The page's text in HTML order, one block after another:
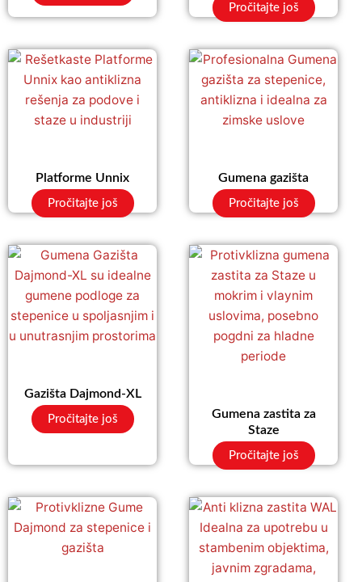
Pročitajte još
Platforme Unnix
Pročitajte još
Gumena gazišta
Pročitajte još
Gazišta Dajmond-XL
Pročitajte još
Gumena zastita za
Staze
Pročitajte još